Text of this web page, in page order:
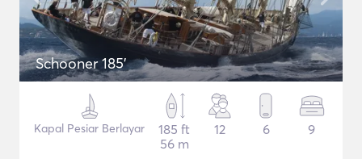
Schooner 185'
Kapal Pesiar Berlayar
185 ft
56 m
12 6 9